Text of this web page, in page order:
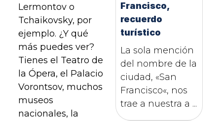
Lermontov o
Tchaikovsky, por
ejemplo. ¿Y qué
más puedes ver?
Tienes el Teatro de
la Ópera, el Palacio
Vorontsov, muchos
museos
nacionales, la
Francisco,
recuerdo
turístico
La sola mención
del nombre de la
ciudad, «San
Francisco«, nos
trae a nuestra a ...